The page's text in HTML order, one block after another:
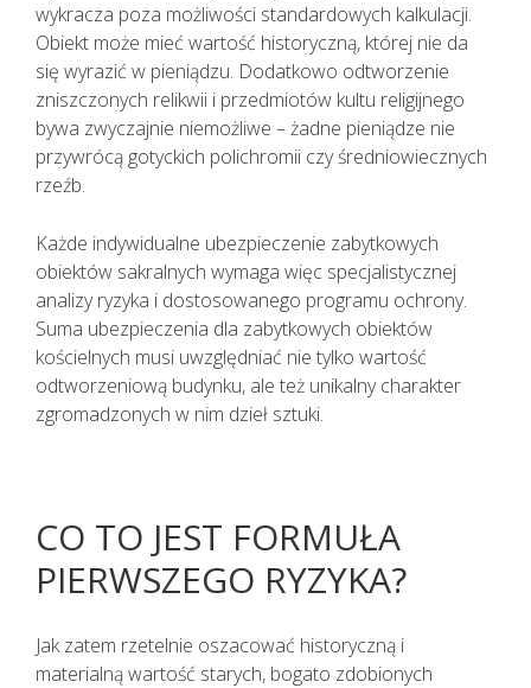
wykracza poza możliwości standardowych kalkulacji.
Obiekt może mieć wartość historyczną, której nie da
się wyrazić w pieniądzu. Dodatkowo odtworzenie
zniszczonych relikwii i przedmiotów kultu religijnego
bywa zwyczajnie niemożliwe – żadne pieniądze nie
przywrócą gotyckich polichromii czy średniowiecznych
rzeźb.
Każde indywidualne ubezpieczenie zabytkowych
obiektów sakralnych wymaga więc specjalistycznej
analizy ryzyka i dostosowanego programu ochrony.
Suma ubezpieczenia dla zabytkowych obiektów
kościelnych musi uwzględniać nie tylko wartość
odtworzeniową budynku, ale też unikalny charakter
zgromadzonych w nim dzieł sztuki.
CO TO JEST FORMUŁA
PIERWSZEGO RYZYKA?
Jak zatem rzetelnie oszacować historyczną i
materialną wartość starych, bogato zdobionych